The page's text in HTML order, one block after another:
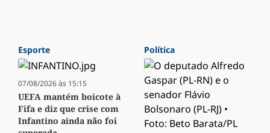
Esporte
07/08/2026 às 15:15
UEFA mantém boicote à
Fifa e diz que crise com
Infantino ainda não foi
Política